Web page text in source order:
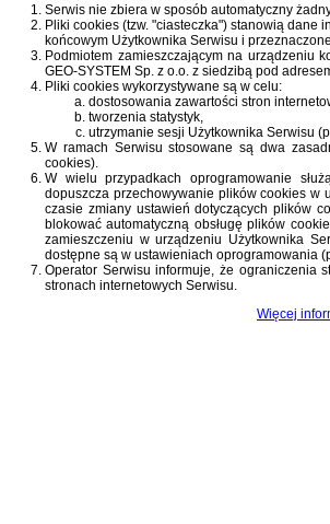
Serwis nie zbiera w sposób automatyczny
Pliki cookies (tzw. "ciasteczka") stanowią dane
końcowym Użytkownika Serwisu i
Podmiotem zamieszczającym na urządzeniu
GEO-SYSTEM Sp. z o.o. z siedzibą pod
Pliki cookies wykorzystywane są w celu:
dostosowania zawartości stron
tworzenia statystyk,
utrzymanie sesji Użytkownika Serwisu
W ramach Serwisu stosowane są dwa
cookies).
W wielu przypadkach oprogramowanie
dopuszcza przechowywanie plików cookies w
czasie zmiany ustawień dotyczących plików
blokować automatyczną obsługę plików
zamieszczeniu w urządzeniu Użytkownika
dostępne są w ustawieniach oprogramowania
Operator Serwisu informuje, że ograniczenia
stronach internetowych Serwisu.
Więcej